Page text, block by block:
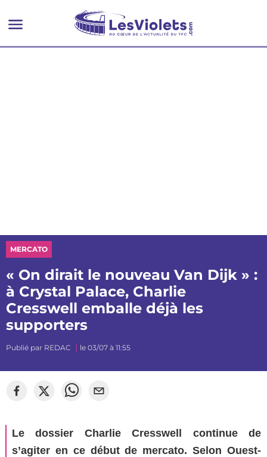
MERCATO
« On dirait le nouveau Van Dijk » :
à Crystal Palace, Charlie
Cresswell emballe déjà les
supporters
Publié par REDAC le 03/07 à 11:55
Le dossier Charlie Cresswell continue de
s’agiter en ce début de mercato. Selon Ouest-